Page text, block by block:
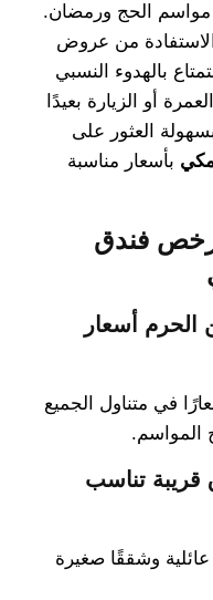
مواسم الحج ورمضان.
من عروض
بالهدوء النسبي
أو الزيارة بعيدًا
العثور على
بأسعار مناسبة
فندق
الحرم أسعار
في متناول الجميع
المواسم.
قريبة تناسب
عائلية وشققًا صغيرة